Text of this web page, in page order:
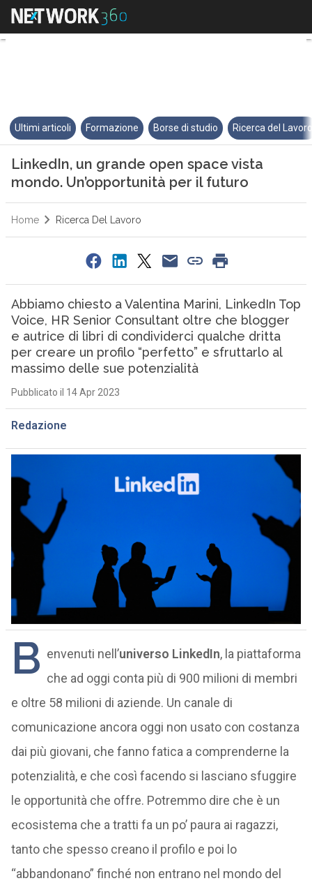
LinkedIn, un grande open
Ultimi articoli Formazione Borse di studio Ricerca del
LinkedIn, un grande open space vista
mondo. Un’opportunità per il futuro
Home Ricerca Del Lavoro
Abbiamo chiesto a Valentina Marini, LinkedIn Top
Voice, HR Senior Consultant oltre che blogger
e autrice di libri di condividerci qualche dritta
per creare un profilo “perfetto” e sfruttarlo al
massimo delle sue potenzialità
Pubblicato il 14 Apr 2023
Redazione
B envenuti nell’universo LinkedIn, la piattaforma
che ad oggi conta più di 900 milioni di membri
e oltre 58 milioni di aziende. Un canale di
comunicazione ancora oggi non usato con costanza
dai più giovani, che fanno fatica a comprenderne la
potenzialità, e che così facendo si lasciano sfuggire
le opportunità che offre. Potremmo dire che è un
ecosistema che a tratti fa un po’ paura ai ragazzi,
tanto che spesso creano il profilo e poi lo
“abbandonano” finché non entrano nel mondo del